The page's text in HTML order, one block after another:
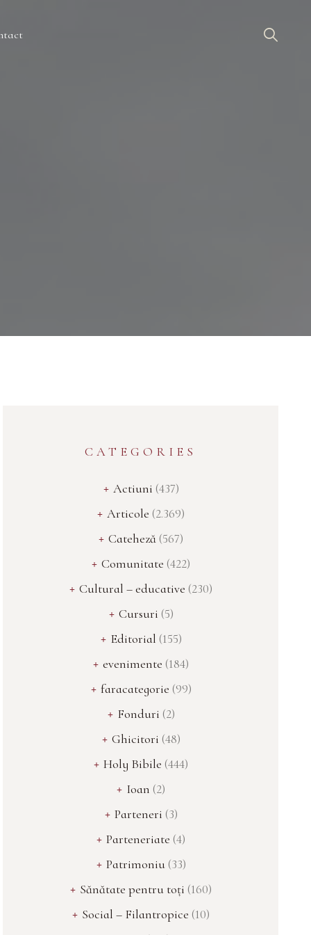
CATEGORIES
Actiuni (437)
Articole (2.369)
Cateheză (567)
Comunitate (422)
Cultural – educative (230)
Cursuri (5)
Editorial (155)
evenimente (184)
faracategorie (99)
Fonduri (2)
Ghicitori (48)
Holy Bibile (444)
Ioan (2)
Parteneri (3)
Parteneriate (4)
Patrimoniu (33)
Sănătate pentru toți (160)
Social – Filantropice (10)